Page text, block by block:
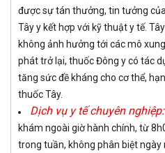
được sự tán thưởng, tin tưởng
Tây y kết hợp với kỹ thuật y tế.
không ảnh hưởng tới các mô
phát trở lại, thuốc Đông y có tác
tăng sức đề kháng cho cơ thể,
thuốc Tây.
Dịch vụ y tế chuyên nghiệp:
khám ngoài giờ hành chính, từ
trong tuần, không phân biệt ngày